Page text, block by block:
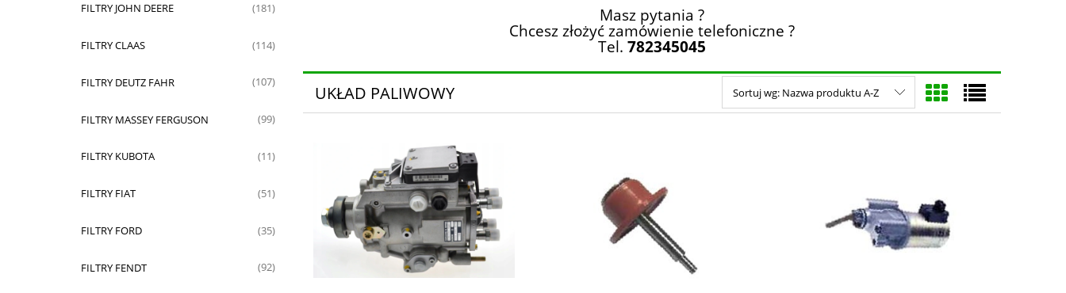
FILTRY JOHN DEERE (181)
FILTRY CLAAS (114)
FILTRY DEUTZ FAHR (107)
FILTRY MASSEY FERGUSON (99)
FILTRY KUBOTA (11)
FILTRY FIAT (51)
FILTRY FORD (35)
FILTRY FENDT (92)
Masz pytania ?
Chcesz złożyć zamówienie telefoniczne ?
Tel. 782345045
UKŁAD PALIWOWY Sortuj wg: Nazwa produktu A-Z